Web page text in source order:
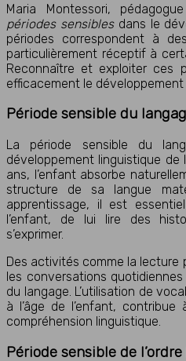
Maria Montessori,
périodes sensibles dans le
périodes correspondent à
particulièrement réceptif à
Reconnaître et exploiter ces
efficacement le développement
Période sensible du
La période sensible du
développement linguistique de
ans, l’enfant absorbe
structure de sa langue
apprentissage, il est
l’enfant, de lui lire des
s’exprimer.
Des activités comme la lecture
les conversations
du langage. L’utilisation de
à l’âge de l’enfant,
compréhension linguistique.
Période sensible de